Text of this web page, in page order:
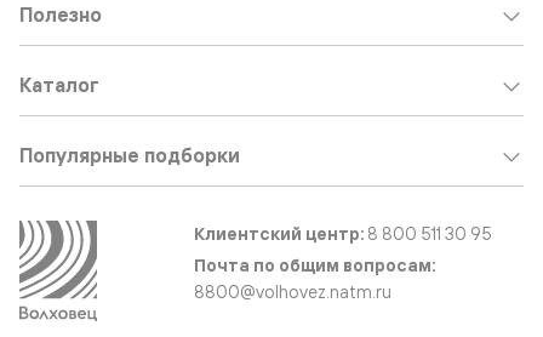
Полезно
Каталог
Популярные подборки
Клиентский центр: 8 800 511 30 95
Почта по общим вопросам:
8800@volhovez.natm.ru